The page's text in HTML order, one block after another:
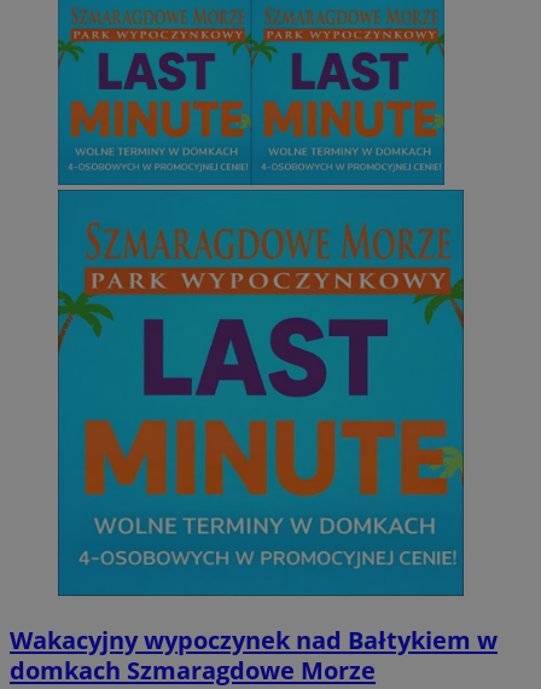
Wakacyjny wypoczynek nad Bałtykiem w
domkach Szmaragdowe Morze